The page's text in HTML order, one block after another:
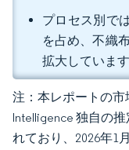
プロセス別で
を占め、不織
拡大しています
注：本レポートの
Intelligence 独自の
れており、2026年1